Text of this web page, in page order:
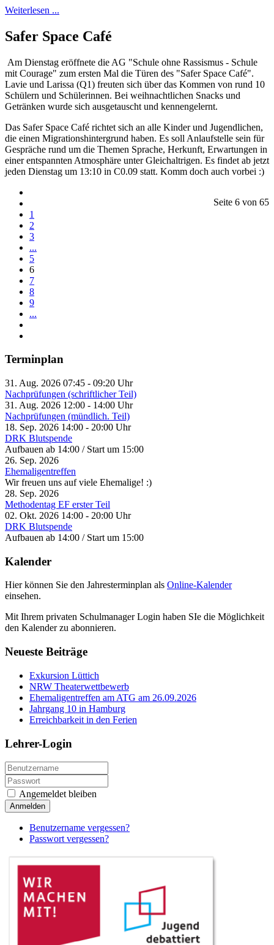
Weiterlesen ...
Safer Space Café
Am Dienstag eröffnete die AG "Schule ohne Rassismus - Schule
mit Courage" zum ersten Mal die Türen des "Safer Space Café".
Lavie und Larissa (Q1) freuten sich über das Kommen von rund 10
Schülern und Schülerinnen. Bei weihnachtlichen Snacks und
Getränken wurde sich ausgetauscht und kennengelernt.
Das Safer Space Café richtet sich an alle Kinder und Jugendlichen,
die einen Migrationshintergrund haben. Es soll Anlaufstelle sein für
Gespräche rund um die Themen Sprache, Herkunft, Erwartungen in
einer entspannten Atmosphäre unter Gleichaltrigen. Es findet ab jetzt
jeden Dienstag um 13:10 in C0.09 statt. Komm doch auch vorbei :)
Seite 6 von 65
1
2
3
...
5
6
7
8
9
...
Terminplan
31. Aug. 2026 07:45 - 09:20 Uhr
Nachprüfungen (schriftlicher Teil)
31. Aug. 2026 12:00 - 14:00 Uhr
Nachprüfungen (mündlich. Teil)
18. Sep. 2026 14:00 - 20:00 Uhr
DRK Blutspende
Aufbauen ab 14:00 / Start um 15:00
26. Sep. 2026
Ehemaligentreffen
Wir freuen uns auf viele Ehemalige! :)
28. Sep. 2026
Methodentag EF erster Teil
02. Okt. 2026 14:00 - 20:00 Uhr
DRK Blutspende
Aufbauen ab 14:00 / Start um 15:00
Kalender
Hier können Sie den Jahresterminplan als Online-Kalender
einsehen.
Mit Ihrem privaten Schulmanager Login haben SIe die Möglichkeit
den Kalender zu abonnieren.
Neueste Beiträge
Exkursion Lüttich
NRW Theaterwettbewerb
Ehemaligentreffen am ATG am 26.09.2026
Jahrgang 10 in Hamburg
Erreichbarkeit in den Ferien
Lehrer-Login
Angemeldet bleiben
Anmelden
Benutzername vergessen?
Passwort vergessen?